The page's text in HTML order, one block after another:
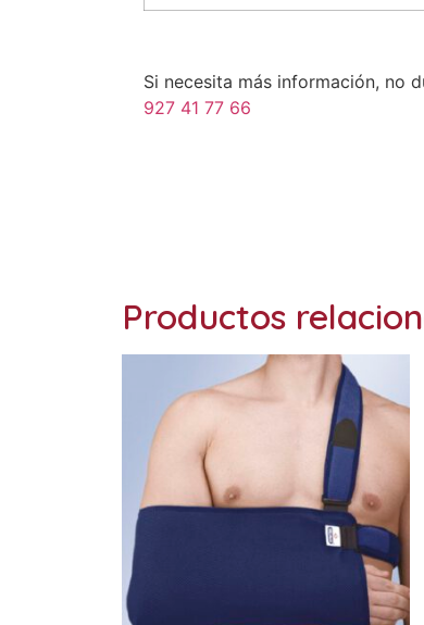
Si necesita más información, no
927 41 77 66
Productos